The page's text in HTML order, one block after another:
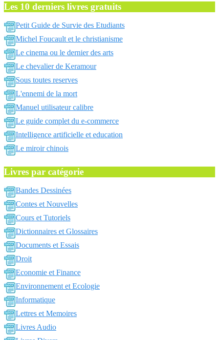
Les 10 derniers livres gratuits
Petit Guide de Survie des Etudiants
Michel Foucault et le christianisme
Le cinema ou le dernier des arts
Le chevalier de Keramour
Sous toutes reserves
L'ennemi de la mort
Manuel utilisateur calibre
Le guide complet du e-commerce
Intelligence artificielle et education
Le miroir chinois
Livres par catégorie
Bandes Dessinées
Contes et Nouvelles
Cours et Tutoriels
Dictionnaires et Glossaires
Documents et Essais
Droit
Economie et Finance
Environnement et Ecologie
Informatique
Lettres et Memoires
Livres Audio